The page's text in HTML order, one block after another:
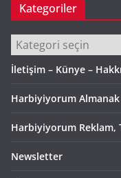
Kategoriler
Kategoriler
İletişim – Künye –
Harbiyiyorum Almanak
Harbiyiyorum Reklam,
Newsletter